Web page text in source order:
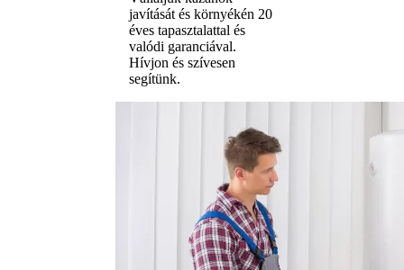
javítását és környékén 20
éves tapasztalattal és
valódi garanciával.
Hívjon és szívesen
segítünk.